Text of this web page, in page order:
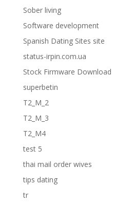
Sober living
Software development
Spanish Dating Sites site
status-irpin.com.ua
Stock Firmware Download
superbetin
T2_M_2
T2_M_3
T2_M4
test 5
thai mail order wives
tips dating
tr